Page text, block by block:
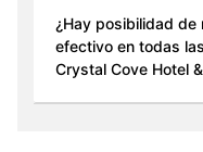
¿Hay posibilidad de
efectivo en todas
Crystal Cove Hotel